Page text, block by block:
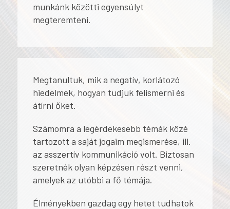
munkánk közötti egyensúlyt
megteremteni.
Megtanultuk, mik a negatív, korlátozó
hiedelmek, hogyan tudjuk felismerni és
átírni őket.
Számomra a legérdekesebb témák közé
tartozott a saját jogaim megismerése, ill.
az asszertív kommunikáció volt. Biztosan
szeretnék olyan képzésen részt venni,
amelyek az utóbbi a fő témája.
Élményekben gazdag egy hetet tudhatok